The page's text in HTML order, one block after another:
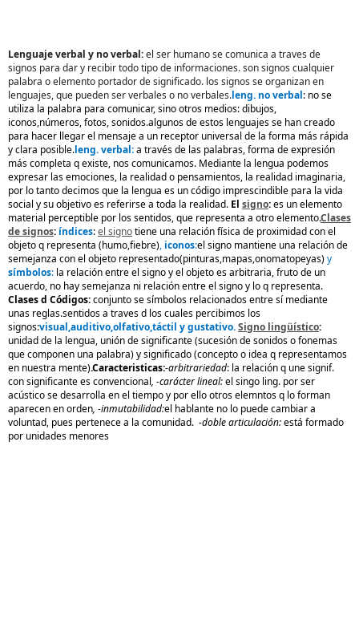
Lenguaje verbal y no verbal:el ser humano se comunica a traves de
signos para dar y recibir todo tipo de informaciones. son signos cualquier
palabra o elemento portador de significado. los signos se organizan en
lenguajes, que pueden ser verbales o no verbales.leng. no verbal: no se
utiliza la palabra para comunicar, sino otros medios: dibujos,
iconos,números, fotos, sonidos.algunos de estos lenguajes se han creado
para hacer llegar el mensaje a un receptor universal de la forma más rápida
y clara posible.leng. verbal:a través de las palabras, forma de expresión
más completa q existe, nos comunicamos. Mediante la lengua podemos
expresar las emociones, la realidad o pensamientos, la realidad imaginaria,
por lo tanto decimos que la lengua es un código imprescindible para la vida
social y su objetivo es referirse a toda la realidad. El signo:es un elemento
material perceptible por los sentidos, que representa a otro elemento.Clases
de signos: índices:el signotiene una relación física de proximidad con el
objeto q representa (humo,fiebre), iconos:el signo mantiene una relación de
semejanza con el objeto representado(pinturas,mapas,onomatopeyas)y
símbolos: la relación entre el signo y el objeto es arbitraria, fruto de un
acuerdo, no hay semejanza ni relación entre el signo y lo q representa.
Clases d Códigos:conjunto se símbolos relacionados entre sí mediante
unas reglas.sentidos a traves d los cuales percibimos los
signos:visual,auditivo,olfativo,táctil y gustativo.Signo lingüístico:
unidad de la lengua, unión de significante (sucesión de sonidos o fonemas
que componen una palabra) y significado (concepto o idea q representamos
en nuestra mente).Caracteristicas:-arbitrariedad: la relación q une signif.
con significante es convencional, -carácter lineal:el singo ling. por ser
acústico se desarrolla en el tiempo y por ello otros elemntos q lo forman
aparecen en orden, -inmutabilidad:el hablante no lo puede cambiar a
voluntad, pues pertenece a la comunidad. -doble articulación:está formado
por unidades menores